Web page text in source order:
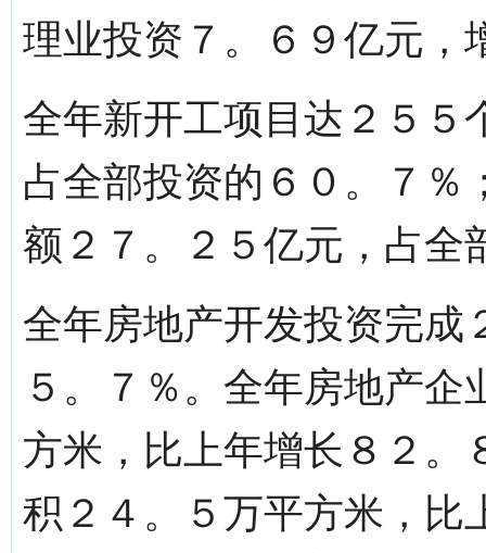
理业投资７。６９亿元，
全年新开工项目达２５５
占全部投资的６０。７％
额２７。２５亿元，占全
全年房地产开发投资完成
５。７％。全年房地产
方米，比上年增长８２。
积２４。５万平方米，比